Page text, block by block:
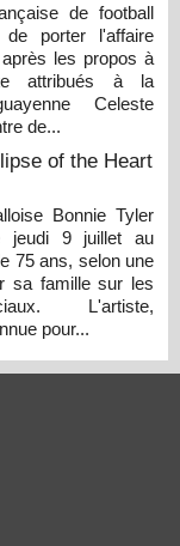
de football
porter l'affaire
les propos à
attribués à la
Celeste
de...
of the Heart
Bonnie Tyler
jeudi 9 juillet au
75 ans, selon une
sa famille sur les
L'artiste,
pour...